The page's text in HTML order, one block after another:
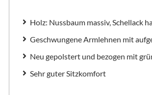
Holz: Nussbaum massiv, Schellack
Geschwungene Armlehnen mit
Neu gepolstert und bezogen mit
Sehr guter Sitzkomfort